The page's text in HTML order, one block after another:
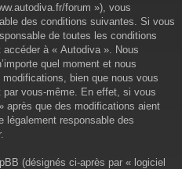
forum »), vous
des conditions suivantes. Si vous
de toutes les conditions
à « Autodiva ». Nous
quel moment et nous
bien que nous vous
vous-même. En effet, si vous
après que des modifications aient
légalement responsable des
(désignés ci-après par « logiciel